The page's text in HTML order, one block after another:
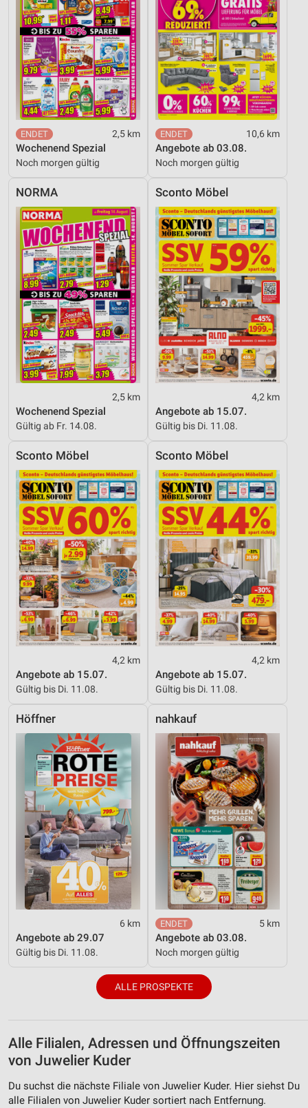
2,5 km
Wochenend Spezial
Noch morgen gültig
10,6 km
Angebote ab 03.08.
Noch morgen gültig
NORMA
2,5 km
Wochenend Spezial
Gültig ab Fr. 14.08.
Sconto Möbel
4,2 km
Angebote ab 15.07.
Gültig bis Di. 11.08.
Sconto Möbel
4,2 km
Angebote ab 15.07.
Gültig bis Di. 11.08.
Sconto Möbel
4,2 km
Angebote ab 15.07.
Gültig bis Di. 11.08.
Höffner
6 km
Angebote ab 29.07
Gültig bis Di. 11.08.
nahkauf
5 km
Angebote ab 03.08.
Noch morgen gültig
ALLE PROSPEKTE
Alle Filialen, Adressen und Öffnungszeiten
von Juwelier Kuder
Du suchst die nächste Filiale von Juwelier Kuder. Hier siehst Du
alle Filialen von Juwelier Kuder sortiert nach Entfernung.